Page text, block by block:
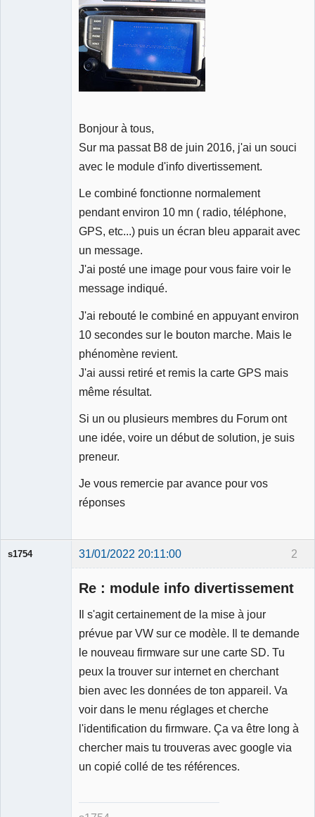
Bonjour à tous,
Sur ma passat B8 de juin 2016, j'ai un souci
avec le module d'info divertissement.
Le combiné fonctionne normalement
pendant environ 10 mn ( radio, téléphone,
GPS, etc...) puis un écran bleu apparait avec
un message.
J'ai posté une image pour vous faire voir le
message indiqué.
J'ai rebouté le combiné en appuyant environ
10 secondes sur le bouton marche. Mais le
phénomène revient.
J'ai aussi retiré et remis la carte GPS mais
même résultat.
Si un ou plusieurs membres du Forum ont
une idée, voire un début de solution, je suis
preneur.
Je vous remercie par avance pour vos
réponses
2
s1754 31/01/2022 20:11:00
Re : module info divertissement
Il s'agit certainement de la mise à jour
prévue par VW sur ce modèle. Il te demande
le nouveau firmware sur une carte SD. Tu
peux la trouver sur internet en cherchant
bien avec les données de ton appareil. Va
voir dans le menu réglages et cherche
l'identification du firmware. Ça va être long à
chercher mais tu trouveras avec google via
un copié collé de tes références.